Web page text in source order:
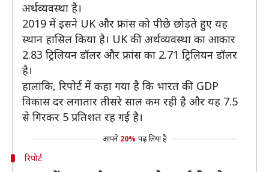
अर्थव्यवस्था है।
2019 में इसने UK और फ्रांस को पीछे छोड़ते हुए यह
स्थान हासिल किया है। UK की अर्थव्यवस्था का आकार
2.83 ट्रिलियन डॉलर और फ्रांस का 2.71 ट्रिलियन डॉलर
है।
हालांकि, रिपोर्ट में कहा गया है कि भारत की GDP
विकास दर लगातार तीसरे साल कम रही है और यह 7.5
से गिरकर 5 प्रतिशत रह गई है।
आपने 20% पढ़ लिया है
रिपोर्ट